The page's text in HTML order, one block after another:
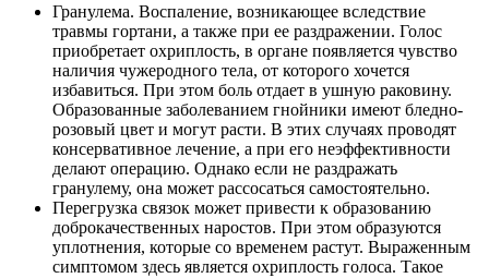
Гранулема. Воспаление, возникающее вследствие
травмы гортани, а также при ее раздражении. Голос
приобретает охриплость, в органе появляется чувство
наличия чужеродного тела, от которого хочется
избавиться. При этом боль отдает в ушную раковину.
Образованные заболеванием гнойники имеют бледно-
розовый цвет и могут расти. В этих случаях проводят
консервативное лечение, а при его неэффективности
делают операцию. Однако если не раздражать
гранулему, она может рассосаться самостоятельно.
Перегрузка связок может привести к образованию
доброкачественных наростов. При этом образуются
уплотнения, которые со временем растут. Выраженным
симптомом здесь является охриплость голоса. Такое